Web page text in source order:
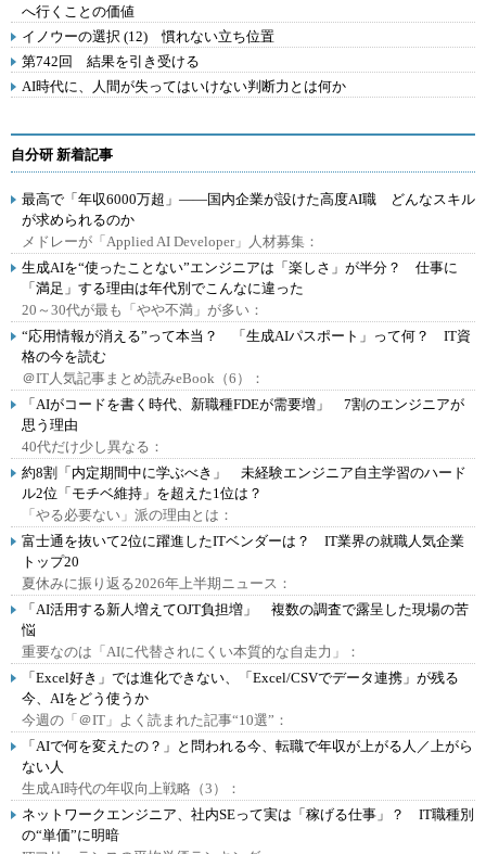
へ行くことの価値
イノウーの選択 (12) 慣れない立ち位置
第742回 結果を引き受ける
AI時代に、人間が失ってはいけない判断力とは何か
自分研 新着記事
最高で「年収6000万超」――国内企業が設けた高度AI職 どんなスキル
が求められるのか
メドレーが「Applied AI Developer」人材募集：
生成AIを“使ったことない”エンジニアは「楽しさ」が半分？ 仕事に
「満足」する理由は年代別でこんなに違った
20～30代が最も「やや不満」が多い：
“応用情報が消える”って本当？ 「生成AIパスポート」って何？ IT資
格の今を読む
＠IT人気記事まとめ読みeBook（6）：
「AIがコードを書く時代、新職種FDEが需要増」 7割のエンジニアが
思う理由
40代だけ少し異なる：
約8割「内定期間中に学ぶべき」 未経験エンジニア自主学習のハード
ル2位「モチベ維持」を超えた1位は？
「やる必要ない」派の理由とは：
富士通を抜いて2位に躍進したITベンダーは？ IT業界の就職人気企業
トップ20
夏休みに振り返る2026年上半期ニュース：
「AI活用する新人増えてOJT負担増」 複数の調査で露呈した現場の苦
悩
重要なのは「AIに代替されにくい本質的な自走力」：
「Excel好き」では進化できない、「Excel/CSVでデータ連携」が残る
今、AIをどう使うか
今週の「＠IT」よく読まれた記事“10選”：
「AIで何を変えたの？」と問われる今、転職で年収が上がる人／上がら
ない人
生成AI時代の年収向上戦略（3）：
ネットワークエンジニア、社内SEって実は「稼げる仕事」？ IT職種別
の“単価”に明暗